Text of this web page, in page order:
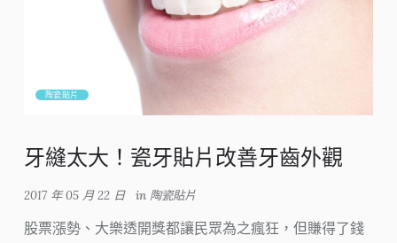
陶瓷貼片
牙縫太大！瓷牙貼片改善牙齒外觀
2017 年 05 月 22 日 in 陶瓷貼片
股票漲勢、大樂透開獎都讓民眾為之瘋狂，但賺得了錢